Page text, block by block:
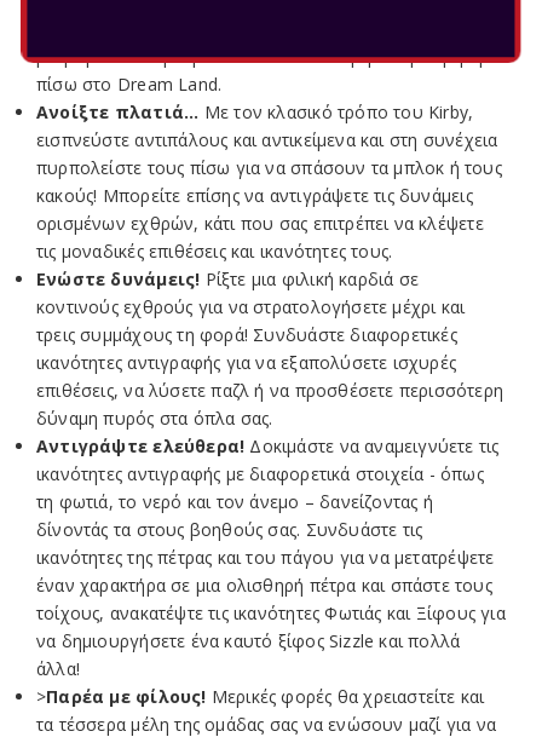
βοηθήσουν στην προσπάθειά του να φέρει την ειρήνη
πίσω στο Dream Land.
Ανοίξτε πλατιά... Με τον κλασικό τρόπο του Kirby,
εισπνεύστε αντιπάλους και αντικείμενα και στη συνέχεια
πυρπολείστε τους πίσω για να σπάσουν τα μπλοκ ή τους
κακούς! Μπορείτε επίσης να αντιγράψετε τις δυνάμεις
ορισμένων εχθρών, κάτι που σας επιτρέπει να κλέψετε
τις μοναδικές επιθέσεις και ικανότητες τους.
Ενώστε δυνάμεις! Ρίξτε μια φιλική καρδιά σε
κοντινούς εχθρούς για να στρατολογήσετε μέχρι και
τρεις συμμάχους τη φορά! Συνδυάστε διαφορετικές
ικανότητες αντιγραφής για να εξαπολύσετε ισχυρές
επιθέσεις, να λύσετε παζλ ή να προσθέσετε περισσότερη
δύναμη πυρός στα όπλα σας.
Αντιγράψτε ελεύθερα! Δοκιμάστε να αναμειγνύετε τις
ικανότητες αντιγραφής με διαφορετικά στοιχεία - όπως
τη φωτιά, το νερό και τον άνεμο – δανείζοντας ή
δίνοντάς τα στους βοηθούς σας. Συνδυάστε τις
ικανότητες της πέτρας και του πάγου για να μετατρέψετε
έναν χαρακτήρα σε μια ολισθηρή πέτρα και σπάστε τους
τοίχους, ανακατέψτε τις ικανότητες Φωτιάς και Ξίφους για
να δημιουργήσετε ένα καυτό ξίφος Sizzle και πολλά
άλλα!
>Παρέα με φίλους! Μερικές φορές θα χρειαστείτε και
τα τέσσερα μέλη της ομάδας σας να ενώσουν μαζί για να